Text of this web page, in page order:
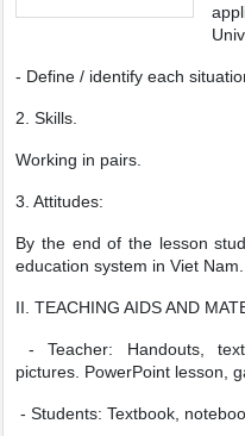
- Define / identify each
2. Skills.
Working in pairs.
3. Attitudes:
By the end of the lesson
education system in Viet Nam.
II. TEACHING AIDS AND
- Teacher: Handouts,
pictures. PowerPoint lesson,
- Students: Textbook,